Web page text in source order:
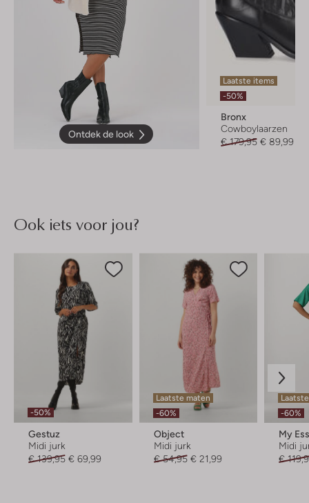
Ontdek de look
Laatste items
-50%
Bronx
Cowboylaarzen
€ 179,95 € 89,99
Ook iets voor jou?
-50%
Gestuz
Midi jurk
€ 139,95 € 69,99
Laatste maten
-60%
Object
Midi jurk
€ 54,95 € 21,99
-60%
Midi
€